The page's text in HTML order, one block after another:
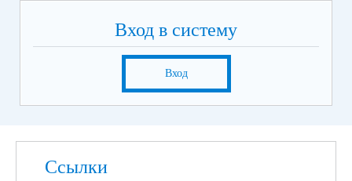
Вход в систему
Вход
Ссылки